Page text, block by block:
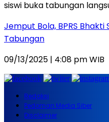
Jemput Bola, BPRS
Tabungan
09/13/2025 | 4:08 pm WIB
Redaksi
Pedoman Media Siber
Disclaimer